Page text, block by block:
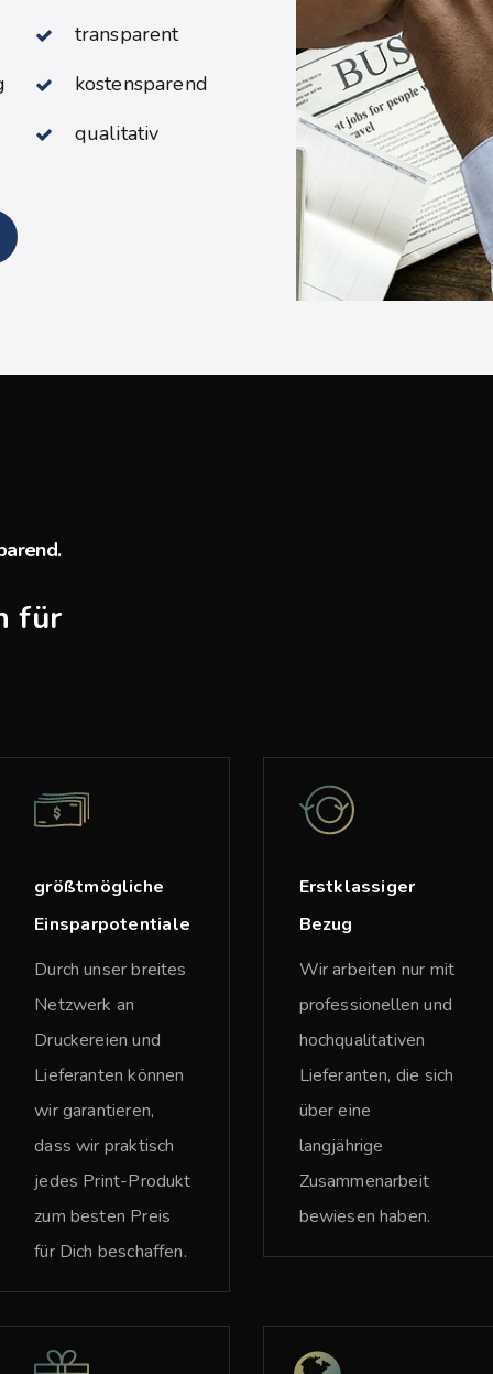
transparent
kostensparend
qualitativ
für
größtmögliche
Einsparpotentiale
Durch unser breites
Netzwerk an
Druckereien und
Lieferanten können
wir garantieren,
dass wir praktisch
jedes Print-Produkt
zum besten Preis
für Dich beschaffen.
Erstklassiger
Bezug
Wir arbeiten nur mit
professionellen und
hochqualitativen
Lieferanten, die sich
über eine
langjährige
Zusammenarbeit
bewiesen haben.